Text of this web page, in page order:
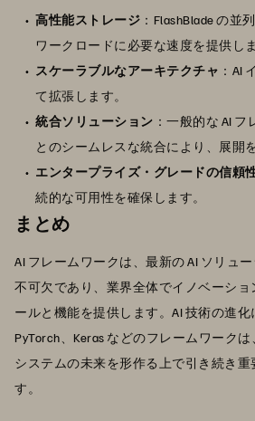
高性能ストレージ ：FlashBlade の並
ワークロードに必要な速度を提供しま
スケーラブルなアーキテクチャ ：AI
て拡張します。
統合ソリューション ：一般的な AI
とのシームレスな統合により、展開
エンタープライズ・グレードの信頼
続的な可用性を確保します。
まとめ
AI フレームワークは、最新の AI ソリュ
不可欠であり、業界全体でイノベーシ
ールと機能を提供します。AI 技術の進化
PyTorch、Keras などのフレームワーク
システムの未来を形作る上で引き続き重
す。